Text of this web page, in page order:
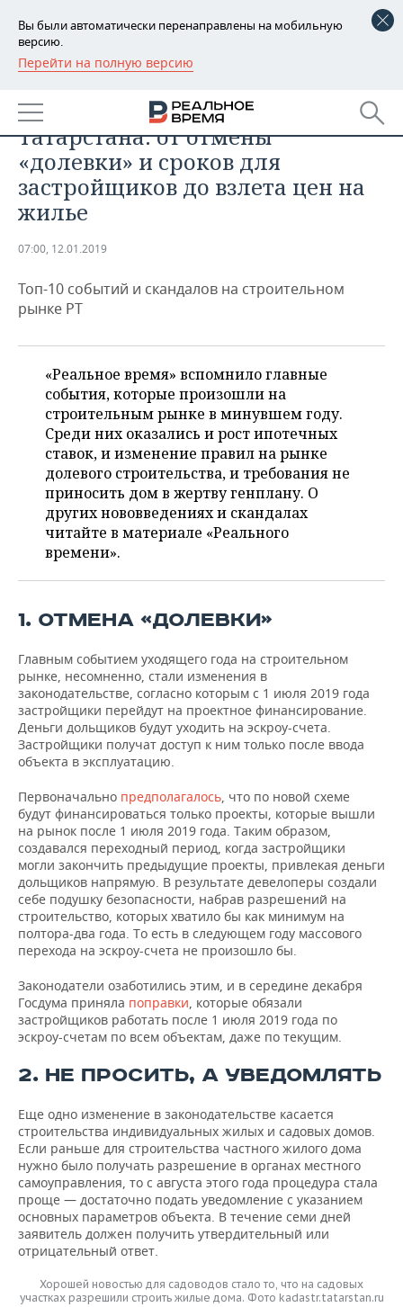
Вы были автоматически перенаправлены на мобильную
версию.
Перейти на полную версию
РЕГИОНЫ
БАШКОРТОСТАН
ТАТАРСТАН
УДМУРТИЯ
НОВОСТИ
АНАЛИТИКА
НОВОСТИ АНАЛИТИКИ
ВУЗЫ ТАТАРСТАНА
ТОРГОВЫЕ ЦЕНТРЫ
ТАТАРСТАНА
ЭКОНОМИКА
БАНКИ
ИНВЕСТИЦИИ
ПРОМЫШЛЕННОСТИ
МАШИНОСТРОЕНИЕ
НЕФТЕХИМИЯ
НЕФТЬ
ОПК
ЭНЕРГЕТИКА
НОВОСТИ НЕДВИЖИМОСТИ
АВТО
НОВОСТИ БИЗНЕСА
РОЗНИЧНАЯ ТОРГОВЛЯ
ТРАНСПОРТ
УСЛУГИ
ТЕХНОЛОГИИ
НОВОСТИ ТЕХНОЛОГИЙ
МЕДИА
ТЕЛЕКОММУНИКАЦИИ
МЕРОПРИЯТИЯ
НОВОСТИ МЕРОПРИЯТИЙ
ВЫЕЗДНАЯ РЕДАКЦИЯ
БИЗНЕС-БРАНЧИ
СПОРТ
НОВОСТИ СПОРТА
ФУТБОЛ
ВОЛЕЙБОЛ
КИБЕРСПОРТ
ФИГУРНОЕ КАТАНИЕ
ВОДНЫЕ ВИДЫ СПОРТА
ХОККЕЙ С МЯЧОМ
ОБЩЕСТВО
НОВОСТИ ОБЩЕСТВА
ИСТОРИЯ
КУЛЬТУРА
МЕДИЦИНА
ОБРАЗОВАНИЕ
ПРОИСШЕСТВИЯ
ФОТОГАЛЕРЕЯ
СПИСОК ПЕРСОН
СПИСОК КОМПАНИЙ
ПОЛНАЯ ВЕРСИЯ
Чем жили строители
Татарстана: от отмены
«долевки» и сроков для
застройщиков до взлета цен на
жилье
07:00, 12.01.2019
Топ-10 событий и скандалов на строительном
рынке РТ
«Реальное время» вспомнило главные
события, которые произошли на
строительным рынке в минувшем году.
Среди них оказались и рост ипотечных
ставок, и изменение правил на рынке
долевого строительства, и требования не
приносить дом в жертву генплану. О
других нововведениях и скандалах
читайте в материале «Реального
времени».
1. ОТМЕНА «ДОЛЕВКИ»
Главным событием уходящего года на строительном
рынке, несомненно, стали изменения в
законодательстве, согласно которым с 1 июля 2019 года
застройщики перейдут на проектное финансирование.
Деньги дольщиков будут уходить на эскроу-счета.
Застройщики получат доступ к ним только после ввода
объекта в эксплуатацию.
Первоначально предполагалось, что по новой схеме
будут финансироваться только проекты, которые вышли
на рынок после 1 июля 2019 года. Таким образом,
создавался переходный период, когда застройщики
могли закончить предыдущие проекты, привлекая деньги
дольщиков напрямую. В результате девелоперы создали
себе подушку безопасности, набрав разрешений на
строительство, которых хватило бы как минимум на
полтора-два года. То есть в следующем году массового
перехода на эскроу-счета не произошло бы.
Законодатели озаботились этим, и в середине декабря
Госдума приняла поправки, которые обязали
застройщиков работать после 1 июля 2019 года по
эскроу-счетам по всем объектам, даже по текущим.
2. НЕ ПРОСИТЬ, А УВЕДОМЛЯТЬ
Еще одно изменение в законодательстве касается
строительства индивидуальных жилых и садовых домов.
Если раньше для строительства частного жилого дома
нужно было получать разрешение в органах местного
самоуправления, то с августа этого года процедура стала
проще — достаточно подать уведомление с указанием
основных параметров объекта. В течение семи дней
заявитель должен получить утвердительный или
отрицательный ответ.
Хорошей новостью для садоводов стало то, что на садовых
участках разрешили строить жилые дома. Фото kadastr.tatarstan.ru